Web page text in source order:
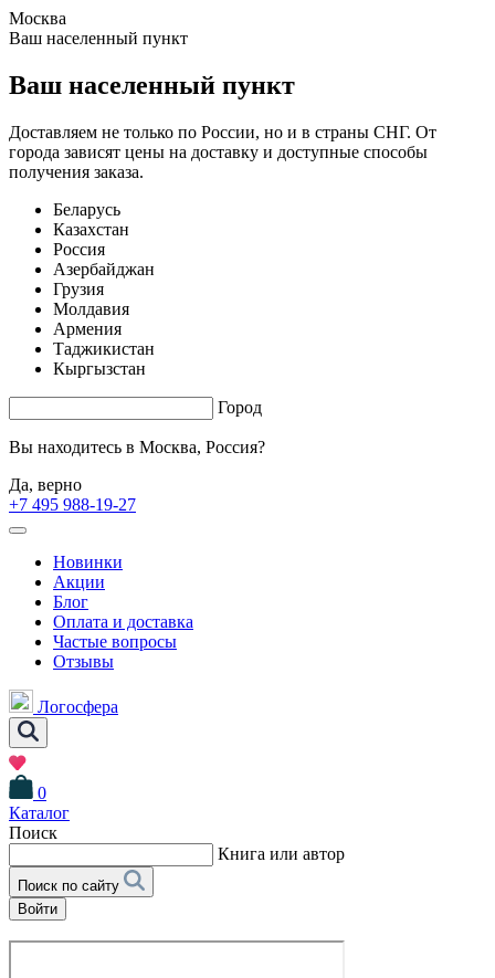
Москва
Ваш населенный пункт
Ваш населенный пункт
Доставляем не только по России, но и в страны СНГ. От
города зависят цены на доставку и доступные способы
получения заказа.
Беларусь
Казахстан
Россия
Азербайджан
Грузия
Молдавия
Армения
Таджикистан
Кыргызстан
Город
Вы находитесь в Москва, Россия?
Да, верно
+7 495 988-19-27
Новинки
Акции
Блог
Оплата и доставка
Частые вопросы
Отзывы
Логосфера
0
Каталог
Поиск
Книга или автор
Поиск по сайту
Войти